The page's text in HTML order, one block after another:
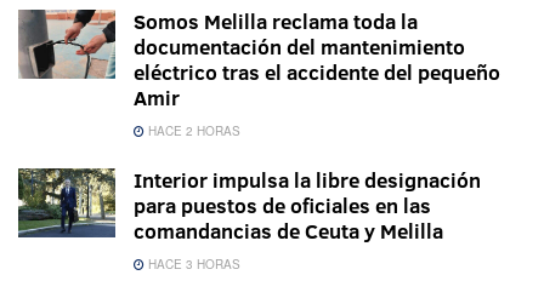
Somos Melilla reclama toda la
documentación del mantenimiento
eléctrico tras el accidente del pequeño
Amir
HACE 2 HORAS
Interior impulsa la libre designación
para puestos de oficiales en las
comandancias de Ceuta y Melilla
HACE 3 HORAS